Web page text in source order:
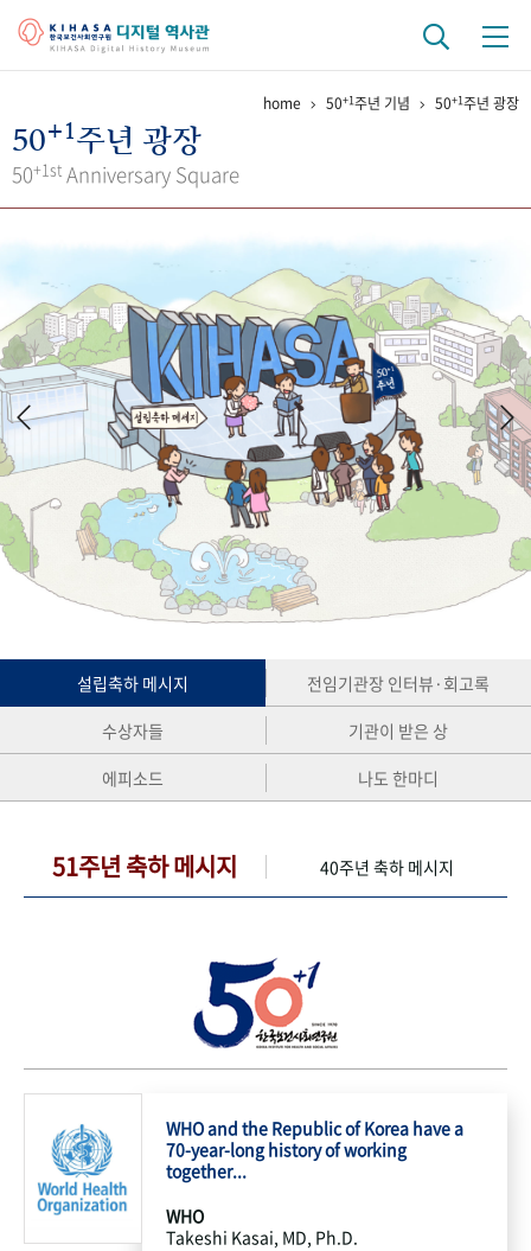
걸어온 길 기관 변천사
키워드로 보는 연구 역사
연구자들
간행물 변천사
기록물 아카이브
사진 아카이브 문서 기록물 행정박물 영상 기록물
50+1 주년 기념
성과 50선 숫자로 보는 50년 50
주년 광장
세계와 함께 한 KIHASA
VR 역사관
home 50+1주년 기념 50+1주년 광장
50+1주년 광장
50+1st Anniversary Square
설립축하 메시지
전임기관장 인터뷰·회고록
수상자들
기관이 받은 상
에피소드
나도 한마디
51주년 축하 메시지 40주년 축하 메시지
WHO and the Republic of Korea have a
70-year-long history of working
together...
WHO
Takeshi Kasai, MD, Ph.D.